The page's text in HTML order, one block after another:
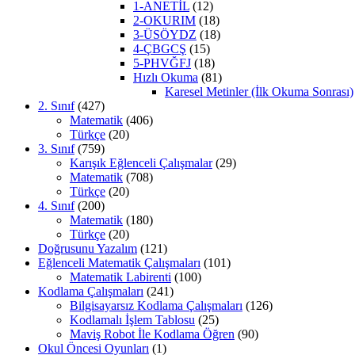
1-ANETİL (12)
2-OKURIM (18)
3-ÜSÖYDZ (18)
4-ÇBGCŞ (15)
5-PHVĞFJ (18)
Hızlı Okuma (81)
Karesel Metinler (İlk Okuma Sonrası)
2. Sınıf(427)
Matematik (406)
Türkçe (20)
3. Sınıf(759)
Karışık Eğlenceli Çalışmalar(29)
Matematik (708)
Türkçe (20)
4. Sınıf(200)
Matematik (180)
Türkçe (20)
Doğrusunu Yazalım (121)
Eğlenceli Matematik Çalışmaları (101)
Matematik Labirenti (100)
Kodlama Çalışmaları (241)
Bilgisayarsız Kodlama Çalışmaları (126)
Kodlamalı İşlem Tablosu (25)
Maviş Robot İle Kodlama Öğren (90)
Okul Öncesi Oyunları (1)